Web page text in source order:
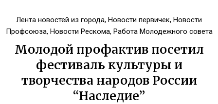
Лента новостей из города, Новости первичек, Новости
Профсоюза, Новости Рескома, Работа Молодежного совета
Молодой профактив посетил
фестиваль культуры и
творчества народов России
“Наследие”